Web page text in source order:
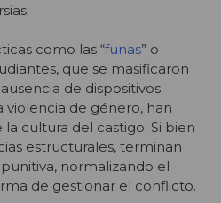
como las “funas” o
que se masificaron
de dispositivos
violencia de género, han
cultura del castigo. Si bien
estructurales, terminan
normalizando el
de gestionar el conflicto.